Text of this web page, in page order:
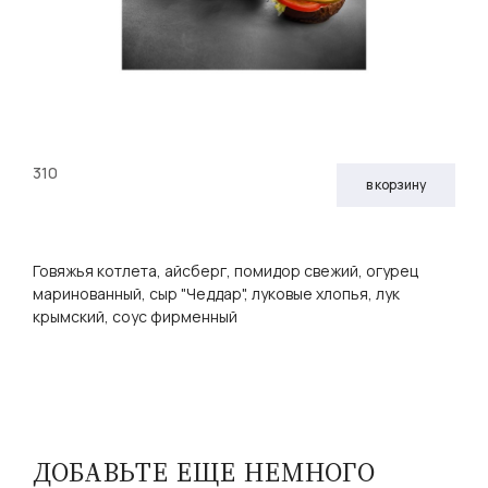
310
в корзину
Говяжья котлета, айсберг, помидор свежий, огурец
маринованный, сыр "Чеддар", луковые хлопья, лук
крымский, соус фирменный
ДОБАВЬТЕ ЕЩЕ НЕМНОГО